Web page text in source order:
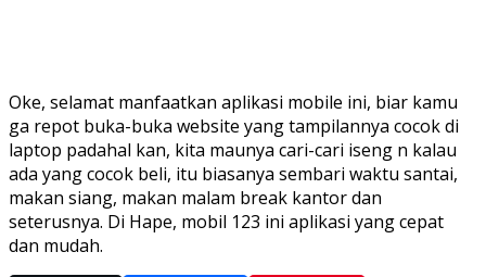
Oke, selamat manfaatkan aplikasi mobile ini, biar kamu
ga repot buka-buka website yang tampilannya cocok di
laptop padahal kan, kita maunya cari-cari iseng n kalau
ada yang cocok beli, itu biasanya sembari waktu santai,
makan siang, makan malam break kantor dan
seterusnya. Di Hape, mobil 123 ini aplikasi yang cepat
dan mudah.